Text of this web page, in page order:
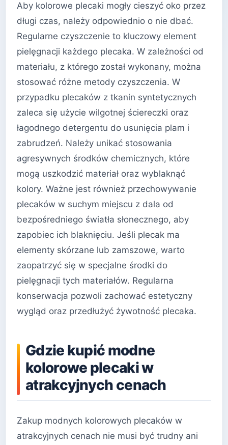
Aby kolorowe plecaki mogły cieszyć oko przez
długi czas, należy odpowiednio o nie dbać.
Regularne czyszczenie to kluczowy element
pielęgnacji każdego plecaka. W zależności od
materiału, z którego został wykonany, można
stosować różne metody czyszczenia. W
przypadku plecaków z tkanin syntetycznych
zaleca się użycie wilgotnej ściereczki oraz
łagodnego detergentu do usunięcia plam i
zabrudzeń. Należy unikać stosowania
agresywnych środków chemicznych, które
mogą uszkodzić materiał oraz wyblaknąć
kolory. Ważne jest również przechowywanie
plecaków w suchym miejscu z dala od
bezpośredniego światła słonecznego, aby
zapobiec ich blaknięciu. Jeśli plecak ma
elementy skórzane lub zamszowe, warto
zaopatrzyć się w specjalne środki do
pielęgnacji tych materiałów. Regularna
konserwacja pozwoli zachować estetyczny
wygląd oraz przedłużyć żywotność plecaka.
Gdzie kupić modne
kolorowe plecaki w
atrakcyjnych cenach
Zakup modnych kolorowych plecaków w
atrakcyjnych cenach nie musi być trudny ani